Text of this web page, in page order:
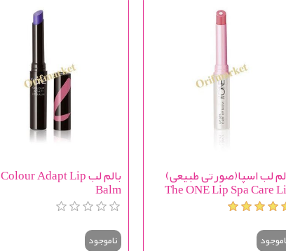
لب اسپا(صورتی طبیعی)
The ONE Lip Spa Care
بالم لب Colour Adapt Lip
Balm
ناموجود